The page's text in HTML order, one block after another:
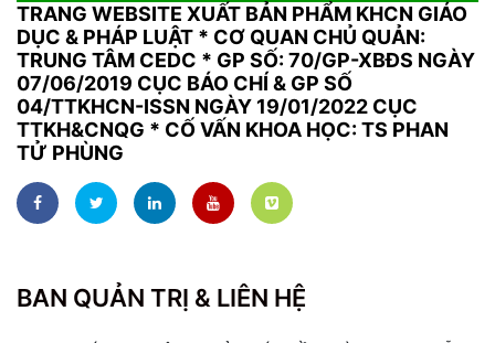
TRANG WEBSITE XUẤT BẢN PHẨM KHCN GIÁO
DỤC & PHÁP LUẬT * CƠ QUAN CHỦ QUẢN:
TRUNG TÂM CEDC * GP SỐ: 70/GP-XBĐS NGÀY
07/06/2019 CỤC BÁO CHÍ & GP SỐ
04/TTKHCN-ISSN NGÀY 19/01/2022 CỤC
TTKH&CNQG * CỐ VẤN KHOA HỌC: TS PHAN
TỬ PHÙNG
BAN QUẢN TRỊ & LIÊN HỆ